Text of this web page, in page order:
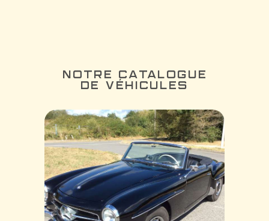
NOTRE CATALOGUE
DE VÉHICULES